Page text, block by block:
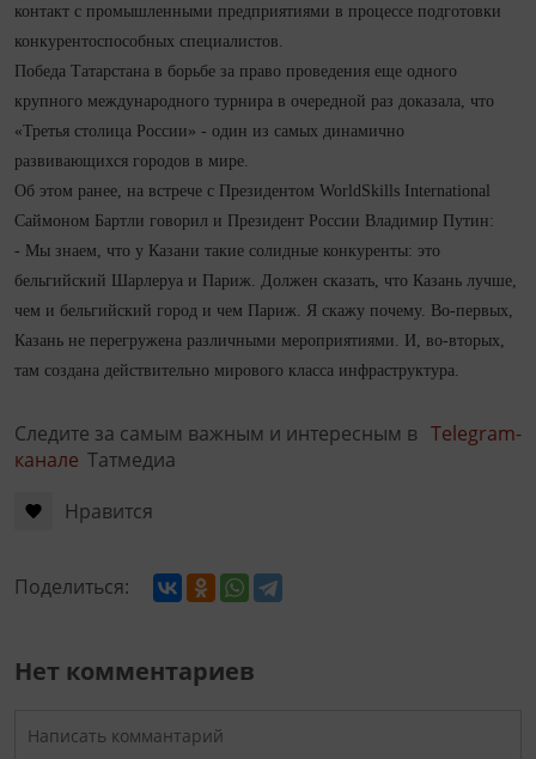
контакт с промышленными предприятиями в процессе подготовки
конкурентоспособных специалистов.
Победа Татарстана в борьбе за право проведения еще одного
крупного международного турнира в очередной раз доказала, что
«Третья столица России» - один из самых динамично
развивающихся городов в мире.
Об этом ранее, на встрече с Президентом WorldSkills International
Саймоном Бартли говорил и Президент России Владимир Путин:
- Мы знаем, что у Казани такие солидные конкуренты: это
бельгийский Шарлеруа и Париж. Должен сказать, что Казань лучше,
чем и бельгийский город и чем Париж. Я скажу почему. Во-первых,
Казань не перегружена различными мероприятиями. И, во-вторых,
там создана действительно мирового класса инфраструктура.
Следите за самым важным и интересным в Telegram-
канале Татмедиа
Нравится
Поделиться:
Нет комментариев